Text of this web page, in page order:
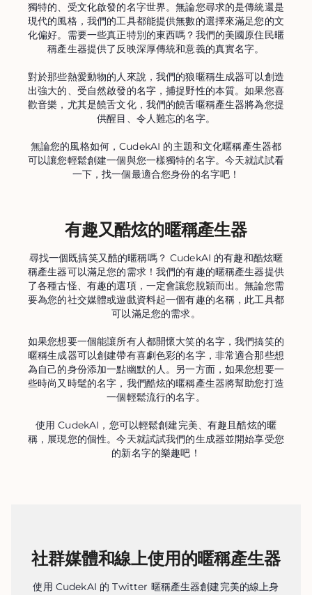
獨特的、受文化啟發的名字世界。無論您尋求的是傳統還是
現代的風格，我們的工具都能提供無數的選擇來滿足您的文
化偏好。需要一些真正特別的東西嗎？我們的美國原住民暱
稱產生器提供了反映深厚傳統和意義的真實名字。
對於那些熱愛動物的人來說，我們的狼暱稱生成器可以創造
出強大的、受自然啟發的名字，捕捉野性的本質。如果您喜
歡音樂，尤其是饒舌文化，我們的饒舌暱稱產生器將為您提
供醒目、令人難忘的名字。
無論您的風格如何，CudekAI 的主題和文化暱稱產生器都
可以讓您輕鬆創建一個與您一樣獨特的名字。今天就試試看
一下，找一個最適合您身份的名字吧！
有趣又酷炫的暱稱產生器
尋找一個既搞笑又酷的暱稱嗎？ CudekAI 的有趣和酷炫暱
稱產生器可以滿足您的需求！我們的有趣的暱稱產生器提供
了各種古怪、有趣的選項，一定會讓您脫穎而出。無論您需
要為您的社交媒體或遊戲資料起一個有趣的名稱，此工具都
可以滿足您的需求。
如果您想要一個能讓所有人都開懷大笑的名字，我們搞笑的
暱稱生成器可以創建帶有喜劇色彩的名字，非常適合那些想
為自己的身份添加一點幽默的人。另一方面，如果您想要一
些時尚又時髦的名字，我們酷炫的暱稱產生器將幫助您打造
一個輕鬆流行的名字。
使用 CudekAI，您可以輕鬆創建完美、有趣且酷炫的暱
稱，展現您的個性。今天就試試我們的生成器並開始享受您
的新名字的樂趣吧！
社群媒體和線上使用的暱稱產生器
使用 CudekAI 的 Twitter 暱稱產生器創建完美的線上身